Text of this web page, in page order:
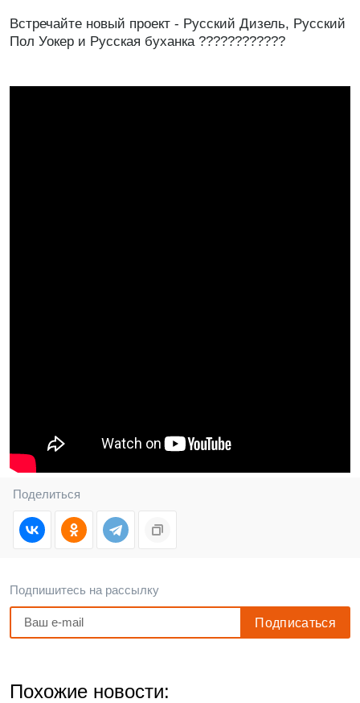
Встречайте новый проект - Русский Дизель, Русский
Пол Уокер и Русская буханка ????????????
Поделиться
Подпишитесь на рассылку
Похожие новости: